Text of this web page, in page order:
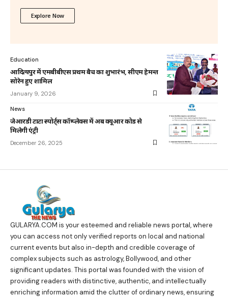
Explore Now
Education
आदित्यपुर में एमबीबीएस प्रथम बैच का शुभारंभ, सीएम हेमन्त
सोरेन हुए शामिल
January 9, 2026
News
जेआरडी टाटा स्पोर्ट्स कॉम्प्लेक्स में अब क्यूआर कोड से
मिलेगी एंट्री
December 26, 2025
GULARYA.COM is your esteemed and reliable news portal, where
you can access not only verified reports on local and national
current events but also in-depth and credible coverage of
complex subjects such as astrology, Bollywood, and other
significant updates. This portal was founded with the vision of
providing readers with distinctive, authentic, and intellectually
enriching information amid the clutter of ordinary news, ensuring